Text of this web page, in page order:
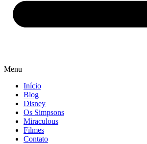
Menu
Início
Blog
Disney
Os Simpsons
Miraculous
Filmes
Contato